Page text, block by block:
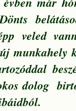
veled
munkahely
dolog